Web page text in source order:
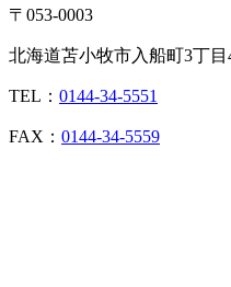
〒053-0003
北海道苫小牧市入船町3丁
TEL： 0144-34-5551
FAX： 0144-34-5559